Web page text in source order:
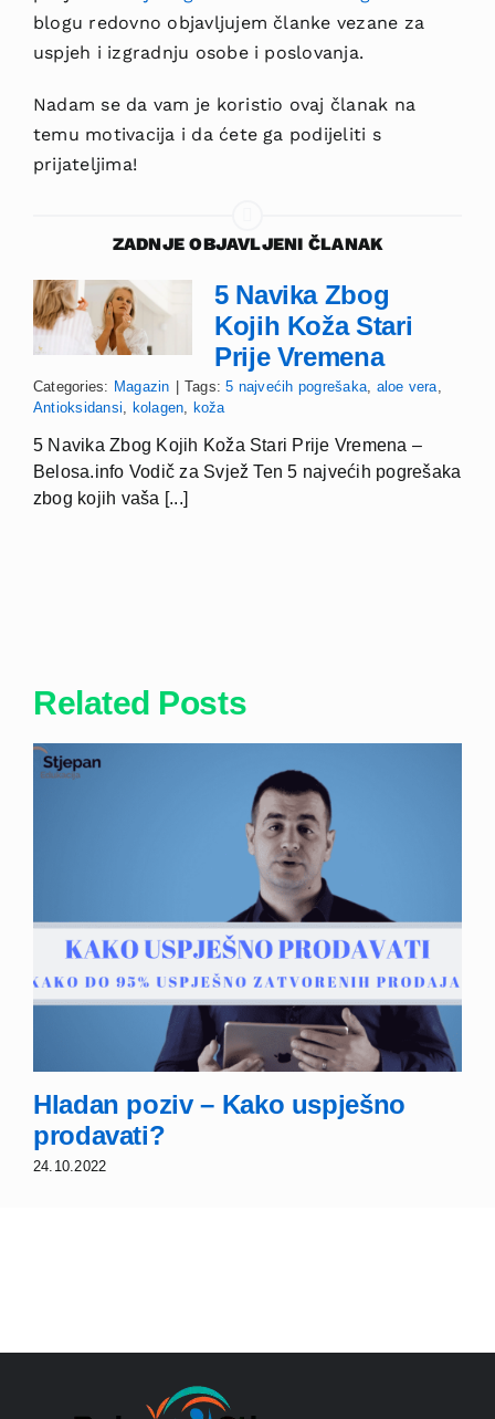
blogu redovno objavljujem članke vezane za
uspjeh i izgradnju osobe i poslovanja.
Nadam se da vam je koristio ovaj članak na
temu motivacija i da ćete ga podijeliti s
prijateljima!
ZADNJE OBJAVLJENI ČLANAK
5 Navika Zbog
Kojih Koža Stari
Prije Vremena
Categories: Magazin Tags:5 najvećih pogrešaka aloe vera
Antioksidansi
kolagen koža
5 Navika Zbog Kojih Koža Stari Prije Vremena –
Belosa.info Vodič za Svjež Ten 5 najvećih pogrešaka
zbog kojih vaša [...]
Related Posts
Hladan poziv – Kako uspješno
prodavati?
24.10.2022